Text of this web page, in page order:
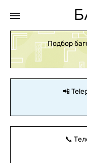
Подбор
📲
📞